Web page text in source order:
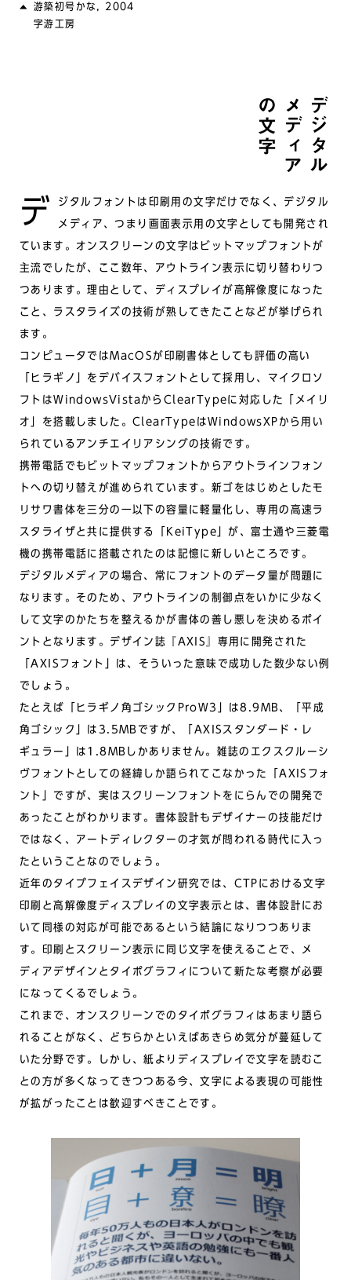
游築初号かな, 2004
字游工房
デジタル
メディア
の文字
デジタルフォントは印刷用の文字だけでなく、デジタル
メディア、つまり画面表示用の文字としても開発され
ています。オンスクリーンの文字はビットマップフォントが
主流でしたが、ここ数年、アウトライン表示に切り替わりつ
つあります。理由として、ディスプレイが高解像度になった
こと、ラスタライズの技術が熟してきたことなどが挙げられ
ます。
コンピュータではMacOSが印刷書体としても評価の高い
「ヒラギノ」をデバイスフォントとして採用し、マイクロソ
フトはWindowsVistaからClearTypeに対応した「メイリ
オ」を搭載しました。ClearTypeはWindowsXPから用い
られているアンチエイリアシングの技術です。
携帯電話でもビットマップフォントからアウトラインフォン
トへの切り替えが進められています。新ゴをはじめとしたモ
リサワ書体を三分の一以下の容量に軽量化し、専用の高速ラ
スタライザと共に提供する「KeiType」が、富士通や三菱電
機の携帯電話に搭載されたのは記憶に新しいところです。
デジタルメディアの場合、常にフォントのデータ量が問題に
なります。そのため、アウトラインの制御点をいかに少なく
して文字のかたちを整えるかが書体の善し悪しを決めるポイ
ントとなります。デザイン誌『AXIS』専用に開発された
「AXISフォント」は、そういった意味で成功した数少ない例
でしょう。
たとえば「ヒラギノ角ゴシックProW3」は8.9MB、「平成
角ゴシック」は3.5MBですが、「AXISスタンダード・レ
ギュラー」は1.8MBしかありません。雑誌のエクスクルーシ
ヴフォントとしての経緯しか語られてこなかった「AXISフォ
ント」ですが、実はスクリーンフォントをにらんでの開発で
あったことがわかります。書体設計もデザイナーの技能だけ
ではなく、アートディレクターの才気が問われる時代に入っ
たということなのでしょう。
近年のタイプフェイスデザイン研究では、CTPにおける文字
印刷と高解像度ディスプレイの文字表示とは、書体設計にお
いて同様の対応が可能であるという結論になりつつありま
す。印刷とスクリーン表示に同じ文字を使えることで、メ
ディアデザインとタイポグラフィについて新たな考察が必要
になってくるでしょう。
これまで、オンスクリーンでのタイポグラフィはあまり語ら
れることがなく、どちらかといえばあきらめ気分が蔓延して
いた分野です。しかし、紙よりディスプレイで文字を読むこ
との方が多くなってきつつある今、文字による表現の可能性
が拡がったことは歓迎すべきことです。